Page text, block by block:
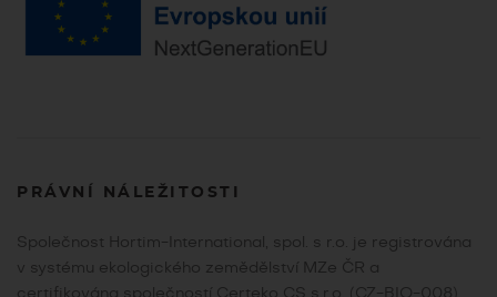
PRÁVNÍ NÁLEŽITOSTI
Společnost Hortim-International, spol. s r.o. je registrována
v systému ekologického zemědělství MZe ČR a